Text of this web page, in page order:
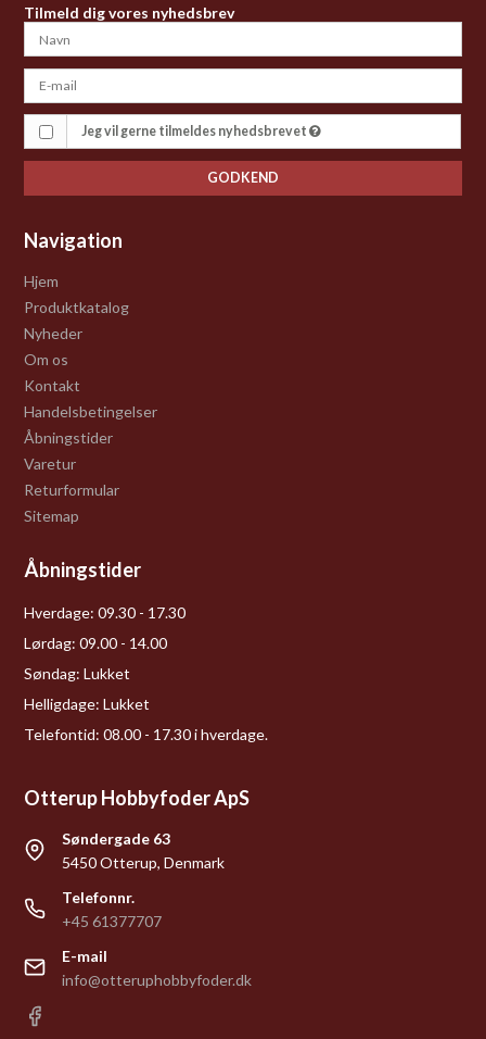
Tilmeld dig vores nyhedsbrev
Jeg vil gerne tilmeldes nyhedsbrevet
GODKEND
Navigation
Hjem
Produktkatalog
Nyheder
Om os
Kontakt
Handelsbetingelser
Åbningstider
Varetur
Returformular
Sitemap
Åbningstider
Hverdage: 09.30 - 17.30
Lørdag: 09.00 - 14.00
Søndag: Lukket
Helligdage: Lukket
Telefontid: 08.00 - 17.30 i hverdage.
Otterup Hobbyfoder ApS
Søndergade 63
5450 Otterup, Denmark
Telefonnr.
+45 61377707
E-mail
info@otteruphobbyfoder.dk